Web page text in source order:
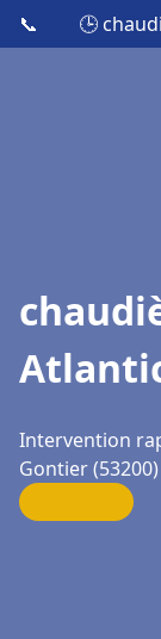
📞 🕒
Intervention
Gontier (53200)